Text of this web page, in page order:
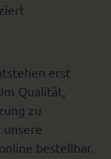
erst
Qualität,
zu
bestellbar.